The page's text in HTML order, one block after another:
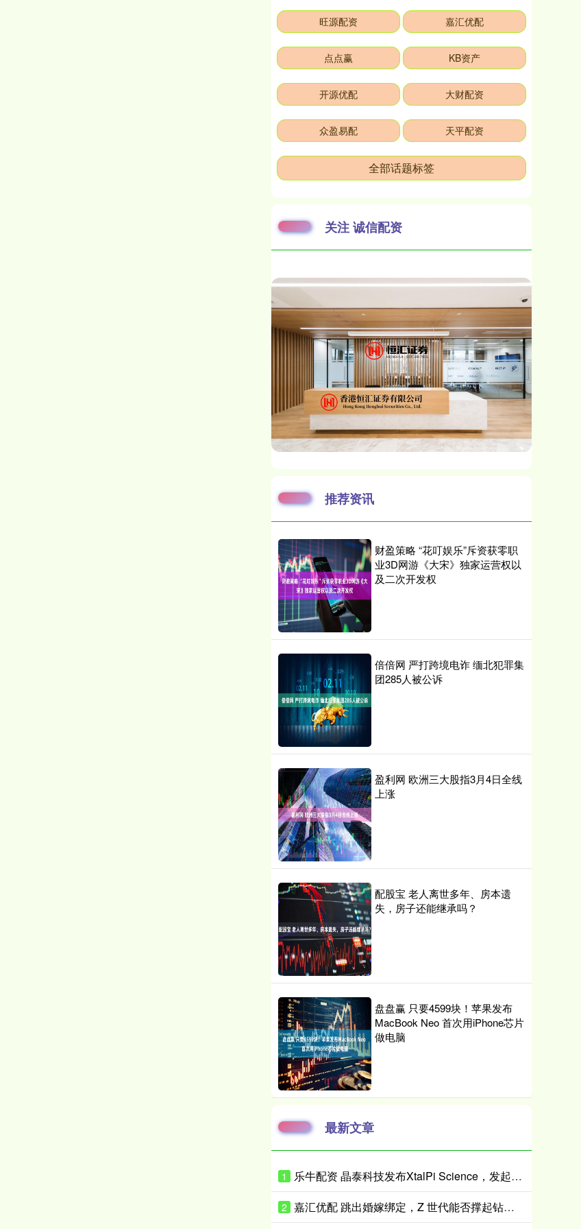
旺源配资 嘉汇优配
点点赢 KB资产
开源优配 大财配资
众盈易配 天平配资
全部话题标签
关注 诚信配资
推荐资讯
财盈策略 “花叮娱乐”斥资获零职
业3D网游《大宋》独家运营权以
及二次开发权
倍倍网 严打跨境电诈 缅北犯罪集
团285人被公诉
盈利网 欧洲三大股指3月4日全线
上涨
配股宝 老人离世多年、房本遗
失，房子还能继承吗？
盘盘赢 只要4599块！苹果发布
MacBook Neo 首次用iPhone芯片
做电脑
最新文章
1 乐牛配资 晶泰科技发布XtalPi Science，发起“科学智能开放生态联盟”
2 嘉汇优配 跳出婚嫁绑定，Z 世代能否撑起钻石消费新增量？